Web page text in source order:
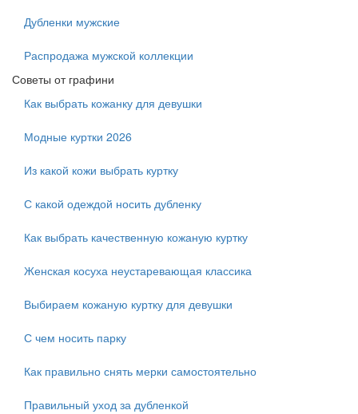
Дубленки мужские
Распродажа мужской коллекции
Советы от графини
Как выбрать кожанку для девушки
Модные куртки 2026
Из какой кожи выбрать куртку
С какой одеждой носить дубленку
Как выбрать качественную кожаную куртку
Женская косуха неустаревающая классика
Выбираем кожаную куртку для девушки
С чем носить парку
Как правильно снять мерки самостоятельно
Правильный уход за дубленкой